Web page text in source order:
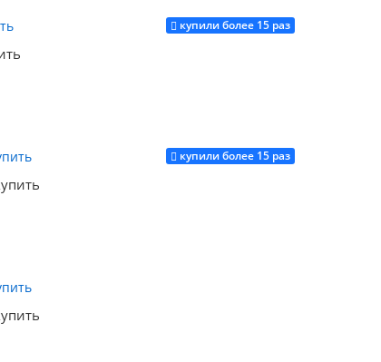
Купить
купили более 15 раз
Купить
купили более 15 раз